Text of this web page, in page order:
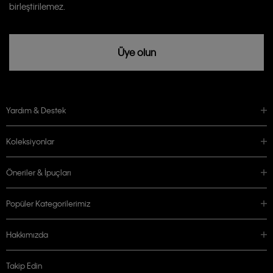
birleştirilemez.
Üye olun
Yardım & Destek
Koleksiyonlar
Öneriler & İpuçları
Popüler Kategorilerimiz
Hakkımızda
Takip Edin